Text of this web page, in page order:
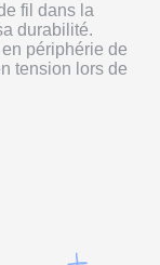
fil dans la
durabilité.
périphérie de
tension lors de